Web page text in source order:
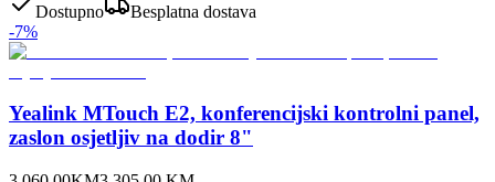
Dostupno
Besplatna dostava
-7%
Yealink MTouch E2, konferencijski kontrolni panel,
zaslon osjetljiv na dodir 8"